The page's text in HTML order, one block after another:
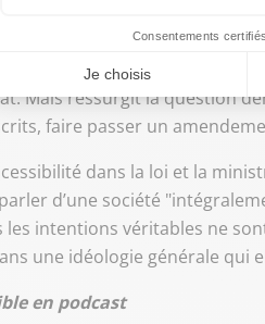
de travail. D’accord, mais
gauchistes. Et c’est
que ce qui est
Mais ressurgit la question
faire passer un
dans la loi et la
d’une société
intentions véritables ne
une idéologie générale qui
en podcast